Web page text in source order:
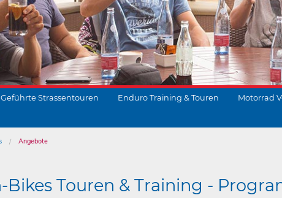
Geführte Strassentouren Enduro Training & Touren Motorrad
Angebote
Bikes Touren & Training -